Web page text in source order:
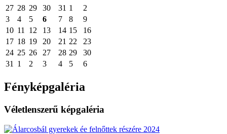
27 28 29 30 31 1
2
3
4 5 6 7 8
9
10 11 12 13 14 15
16
17 18 19 20 21 22
23
24 25 26 27 28 29
30
31
1 2 3 4 5 6
Fényképgaléria
Véletlenszerű képgaléria